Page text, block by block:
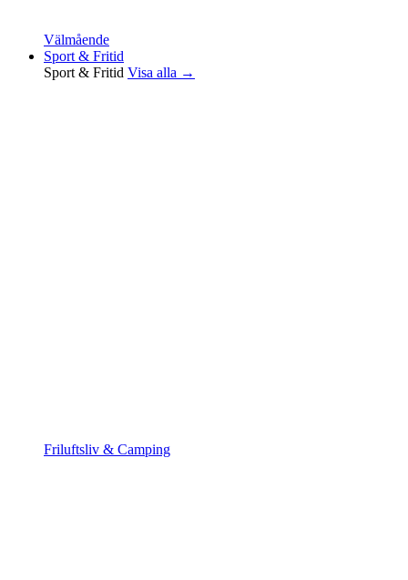
Välmående
Sport & Fritid
Sport & Fritid Visa alla →
Friluftsliv & Camping